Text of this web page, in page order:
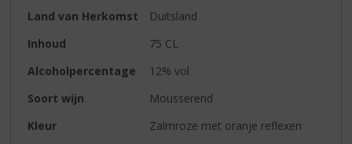
Land van Herkomst
Duitsland
Inhoud
75 CL
Alcoholpercentage
12% vol
Soort wijn
Mousserend
Kleur
Zalmroze met oranje reflexen